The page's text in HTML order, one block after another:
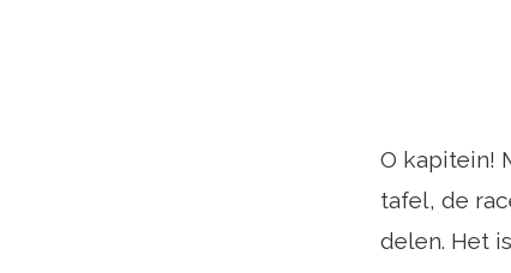
O kapitein!
tafel, de
delen. Het